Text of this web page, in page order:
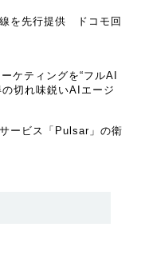
を先行提供 ドコモ回
ケティングを“フルAI
切れ味鋭いAIエージ
ービス「Pulsar」の衛